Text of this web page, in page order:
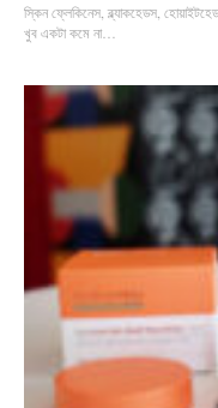
স্কিন ফ্লেকিনেস, ব্ল্যাকহেডস,
খুব একটা কমে না…